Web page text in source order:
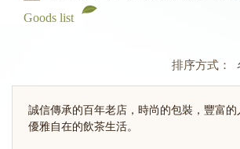
Goods list
排序方式：
誠信傳承的百年老店，時尚的包裝，豐富
優雅自在的飲茶生活。